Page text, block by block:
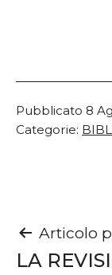
Pubblicato 8
Categorie:
Articolo
LA